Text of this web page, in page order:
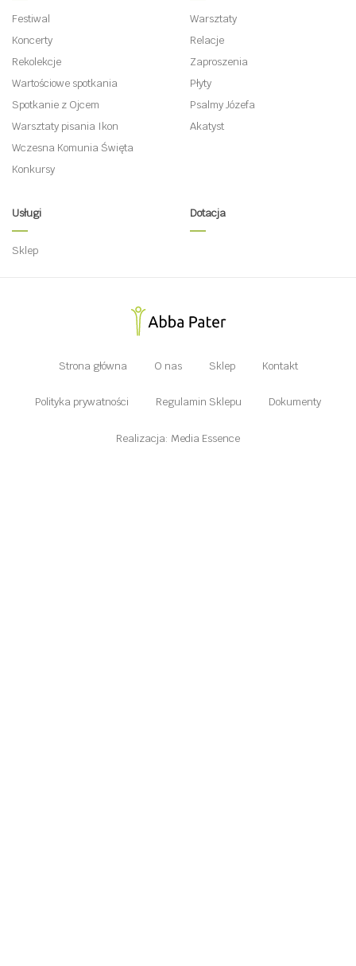
Festiwal
Koncerty
Rekolekcje
Wartościowe spotkania
Spotkanie z Ojcem
Warsztaty pisania Ikon
Wczesna Komunia Święta
Konkursy
Warsztaty
Relacje
Zaproszenia
Płyty
Psalmy Józefa
Akatyst
Usługi
Sklep
Dotacja
Strona główna O nas Sklep Kontakt
Polityka prywatności Regulamin Sklepu Dokumenty
Realizacja: Media Essence